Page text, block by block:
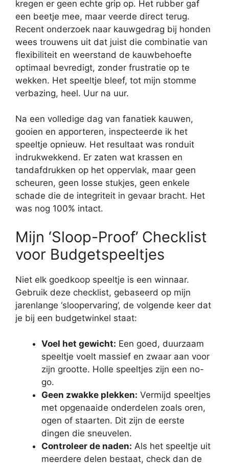
kregen er geen echte grip op. Het rubber gaf
een beetje mee, maar veerde direct terug.
Recent onderzoek naar kauwgedrag bij honden
wees trouwens uit dat juist die combinatie van
flexibiliteit en weerstand de kauwbehoefte
optimaal bevredigt, zonder frustratie op te
wekken. Het speeltje bleef, tot mijn stomme
verbazing, heel. Uur na uur.
Na een volledige dag van fanatiek kauwen,
gooien en apporteren, inspecteerde ik het
speeltje opnieuw. Het resultaat was ronduit
indrukwekkend. Er zaten wat krassen en
tandafdrukken op het oppervlak, maar geen
scheuren, geen losse stukjes, geen enkele
schade die de integriteit in gevaar bracht. Het
was nog 100% intact.
Mijn ‘Sloop-Proof’ Checklist
voor Budgetspeeltjes
Niet elk goedkoop speeltje is een winnaar.
Gebruik deze checklist, gebaseerd op mijn
jarenlange ‘sloopervaring’, de volgende keer dat
je bij een budgetwinkel staat:
Voel het gewicht: Een goed, duurzaam
speeltje voelt massief en zwaar aan voor
zijn grootte. Holle speeltjes zijn een no-
go.
Geen zwakke plekken: Vermijd speeltjes
met opgenaaide onderdelen zoals oren,
ogen of staarten. Dit zijn de eerste
dingen die sneuvelen.
Controleer de naden: Als het speeltje uit
meerdere delen bestaat, check dan de